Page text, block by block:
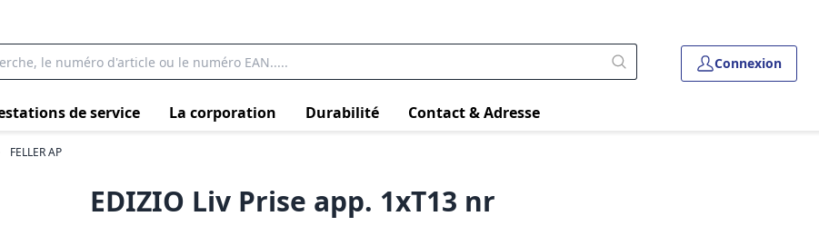
Connexion
de service La corporation Durabilité Contact & Adresse
FELLER AP
EDIZIO Liv Prise app. 1xT13 nr